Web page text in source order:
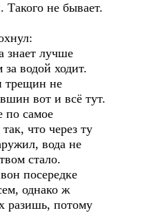
Такого не бывает.
знает лучше
водой ходит.
трещин не
вот и всё тут.
по самое
что через ту
вода не
стало.
посередке
однако ж
разишь, потому